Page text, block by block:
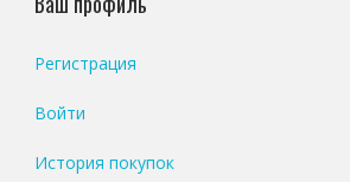
Регистрация
Войти
История покупок